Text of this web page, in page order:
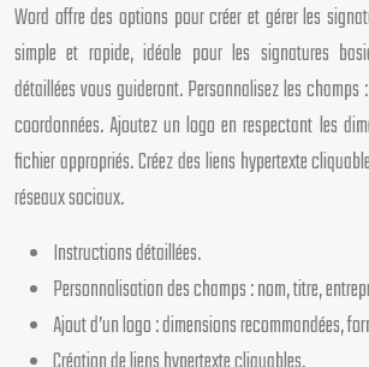
Word offre des options pour créer et gérer les
simple et rapide, idéale pour les signatures
détaillées vous guideront. Personnalisez les
coordonnées. Ajoutez un logo en respectant les
fichier appropriés. Créez des liens hypertexte
réseaux sociaux.
Instructions détaillées.
Personnalisation des champs : nom, titre,
Ajout d’un logo : dimensions recommandées,